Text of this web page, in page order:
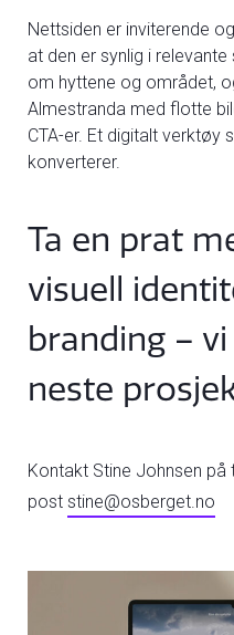
Nettsiden er inviterende
at den er synlig i
om hyttene og området,
Almestranda med flotte
CTA-er. Et digitalt verktøy
konverterer.
Ta en prat
visuell
branding –
neste
Kontakt Stine Johnsen på
post stine@osberget.no